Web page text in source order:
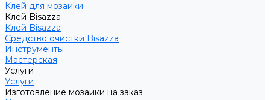
Клей для мозаики
Клей Bisazza
Клей Bisazza
Средство очистки Bisazza
Инструменты
Мастерская
Услуги
Услуги
Изготовление мозаики на заказ